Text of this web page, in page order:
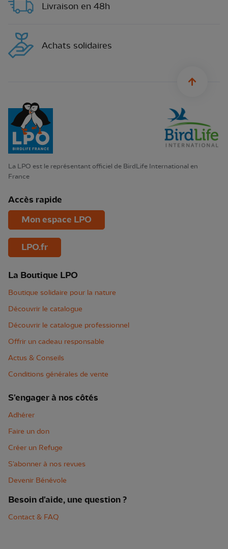
Livraison en 48h
Achats solidaires
La LPO est le représentant officiel de BirdLife International en
France
Accès rapide
Mon espace LPO
LPO.fr
La Boutique LPO
Boutique solidaire pour la nature
Découvrir le catalogue
Découvrir le catalogue professionnel
Offrir un cadeau responsable
Actus & Conseils
Conditions générales de vente
S'engager à nos côtés
Adhérer
Faire un don
Créer un Refuge
S'abonner à nos revues
Devenir Bénévole
Besoin d'aide, une question ?
Contact & FAQ